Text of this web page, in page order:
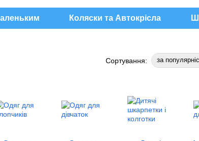
Коляски та Автокрісла
Сортування: за